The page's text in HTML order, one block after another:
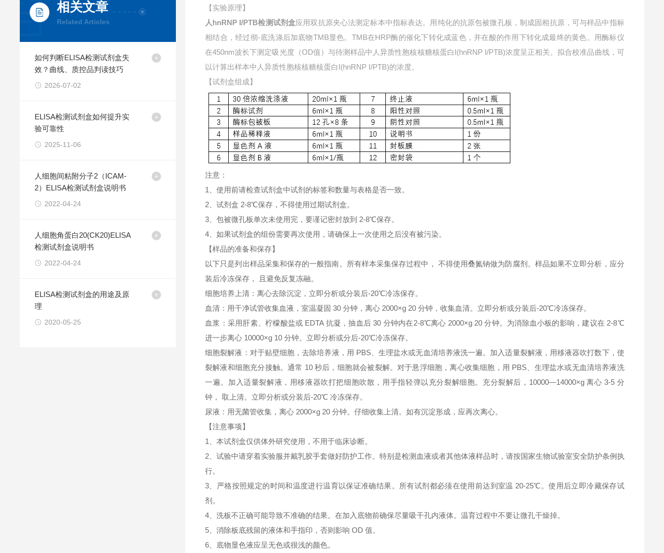
相关文章
Related Articles
如何判断ELISA检测试剂盒失
效？曲线、质控品判读技巧
2026-07-02
ELISA检测试剂盒如何提升实
验可靠性
2025-11-06
人细胞间粘附分子2（ICAM-
2）ELISA检测试剂盒说明书
2022-04-24
人细胞角蛋白20(CK20)ELISA
检测试剂盒说明书
2022-04-24
ELISA检测试剂盒的用途及原
理
2020-05-25
【实验原理】
人hnRNP I/PTB检测试剂盒应用双抗原夹心法测定标本中指标表达。用纯化的抗原包被微孔板，制成固相抗原，可与样品中指标
相结合，经过彻-底洗涤后加底物TMB显色。TMB在HRP酶的催化下转化成蓝色，并在酸的作用下转化成最终的黄色。用酶标仪
在450nm波长下测定吸光度（OD值）与待测样品中 人异质性胞核核糖核蛋白I(hnRNP I/PTB)浓度呈正相关。拟合校准品曲线，可
以计算出样本中 人异质性胞核核糖核蛋白I(hnRNP I/PTB)的浓度。
【试剂盒组成】
注意：
1、使用前请检查试剂盒中试剂的标签和数量与表格是否一致。
2、试剂盒 2-8℃保存，不得使用过期试剂盒。
3、包被微孔板单次未使用完，要谨记密封放到 2-8℃保存。
4、如果试剂盒的组份需要再次使用，请确保上一次使用之后没有被污染。
【样品的准备和保存】
以下只是列出样品采集和保存的一般指南。所有样本采集保存过程中， 不得使用叠氮钠做为防腐剂。样品如果不立即分析，应分
装后冷冻保存， 且避免反复冻融。
细胞培养上清：离心去除沉淀，立即分析或分装后-20℃冷冻保存。
血清：用干净试管收集血液，室温凝固 30 分钟，离心 2000×g 20 分钟，收集血清。立即分析或分装后-20℃冷冻保存。
血浆：采用肝素、柠檬酸盐或 EDTA 抗凝，抽血后 30 分钟内在2-8℃离心 2000×g 20 分钟。为消除血小板的影响，建议在 2-8℃
进一步离心 10000×g 10 分钟。立即分析或分后-20℃冷冻保存。
细胞裂解液：对于贴壁细胞，去除培养液，用 PBS、生理盐水或无血清培养液洗一遍。加入适量裂解液，用移液器吹打数下，使
裂解液和细胞充分接触。通常 10 秒后，细胞就会被裂解。对于悬浮细胞，离心收集细胞，用 PBS、生理盐水或无血清培养液洗
一遍。加入适量裂解液，用移液器吹打把细胞吹散，用手指轻弹以充分裂解细胞。充分裂解后，10000—14000×g 离心 3-5 分
钟， 取上清。立即分析或分装后-20℃ 冷冻保存。
尿液：用无菌管收集，离心 2000×g 20 分钟。仔细收集上清。如有沉淀形成，应再次离心。
【注意事项】
1、本试剂盒仅供体外研究使用，不用于临床诊断。
2、试验中请穿着实验服并戴乳胶手套做好防护工作。特别是检测血液或者其他体液样品时，请按国家生物试验室安全防护条例执
行。
3、严格按照规定的时间和温度进行温育以保证准确结果。所有试剂都必须在使用前达到室温 20-25℃。使用后立即冷藏保存试
剂。
4、洗板不正确可能导致不准确的结果。在加入底物前确保尽量吸干孔内液体。温育过程中不要让微孔干燥掉。
5、消除板底残留的液体和手指印，否则影响 OD 值。
6、底物显色液应呈无色或很浅的颜色。